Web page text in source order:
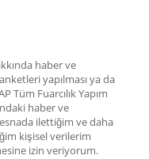
haber ve
yapılması ya da
Tüm Fuarcılık Yapım
haber ve
ilettiğim ve daha
kişisel verilerim
izin veriyorum.